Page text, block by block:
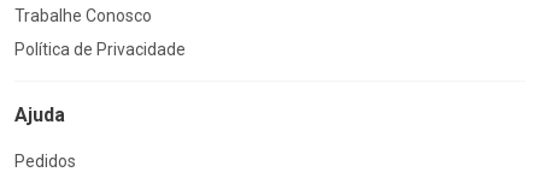
Trabalhe Conosco
Política de Privacidade
Ajuda
Pedidos